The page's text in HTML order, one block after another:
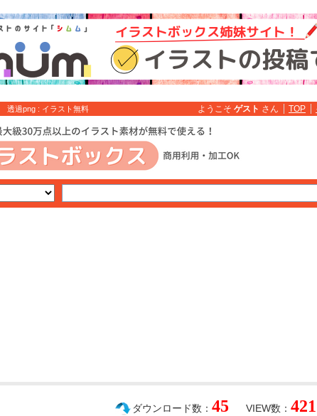
透過png : イラスト無料 ようこそ ゲスト さん TOP
VIEW数： 421
ダウンロード数： 45